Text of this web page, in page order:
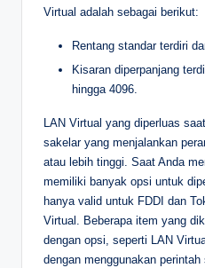
Virtual adalah sebagai berikut:
Rentang standar terdiri
Kisaran diperpanjang
hingga 4096.
LAN Virtual yang diperluas
sakelar yang menjalankan
atau lebih tinggi. Saat Anda
memiliki banyak opsi untuk
hanya valid untuk FDDI dan
Virtual. Beberapa item yang
dengan opsi, seperti LAN
dengan menggunakan